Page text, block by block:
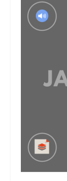
Program
sektoru